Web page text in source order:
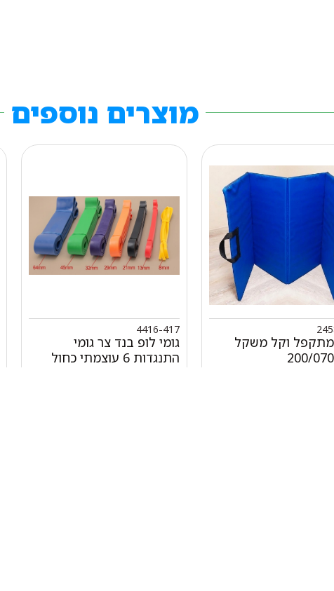
מוצרים נוספים
מתקפל וקל משקל
200/
4416-417
גומי לופ בנד צר גומי
התנגדות 6 עוצמתי כחול